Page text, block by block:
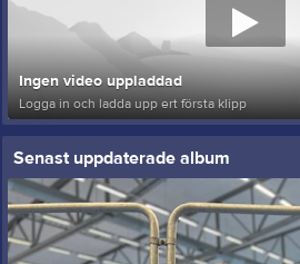
Ingen video uppladdad
Logga in och ladda upp ert första klipp
Senast uppdaterade album